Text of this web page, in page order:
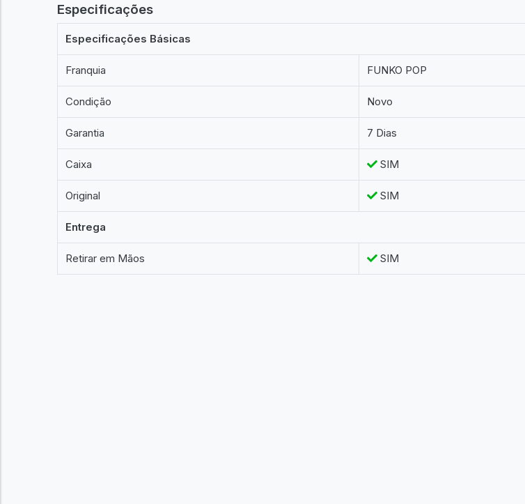
Especificações
Especificações Básicas
Franquia FUNKO POP
Condição Novo
Garantia 7 Dias
Caixa SIM
Original SIM
Entrega
Retirar em Mãos SIM